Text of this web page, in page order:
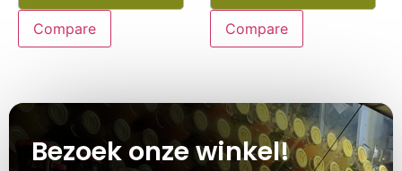
Compare Compare
Bezoek onze winkel!